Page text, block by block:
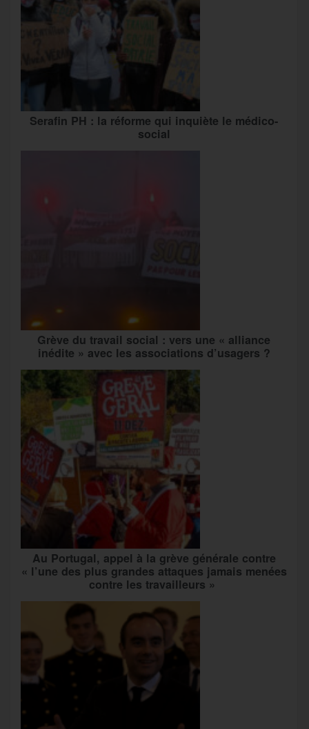
Serafin PH : la réforme qui inquiète le médico-
social
Grève du travail social : vers une « alliance
inédite » avec les associations d’usagers ?
Au Portugal, appel à la grève générale contre
« l’une des plus grandes attaques jamais menées
contre les travailleurs »